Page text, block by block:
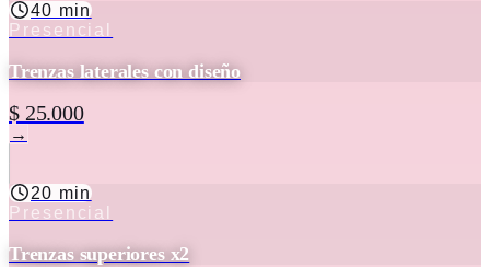
40 min
Presencial
Trenzas laterales con diseño
$ 25.000
→
20 min
Presencial
Trenzas superiores x2